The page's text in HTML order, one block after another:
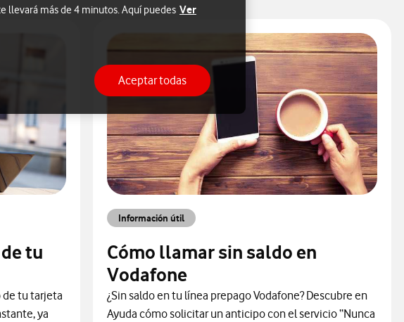
tu
de tu tarjeta
ya
Información útil
Cómo llamar sin saldo en
Vodafone
¿Sin saldo en tu línea prepago Vodafone? Descubre en
Ayuda cómo solicitar un anticipo con el servicio “Nunca
llevará más de 4 minutos. Aquí puedes Ver
Aceptar todas